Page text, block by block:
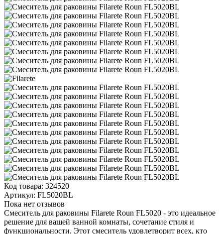
Код товара: 324520
Артикул: FL5020BL
Пока нет отзывов
Смеситель для раковины Filarete Roun FL5020 - это идеальное
решение для вашей ванной комнаты, сочетание стиля и
функциональности. Этот смеситель удовлетворит всех, кто